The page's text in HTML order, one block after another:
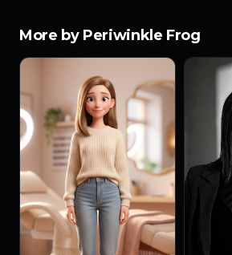
More by Periwinkle Frog